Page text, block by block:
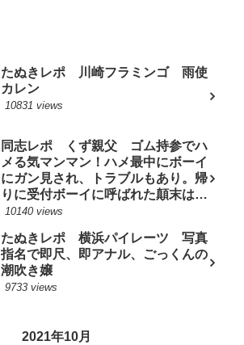
たぬきレポ 川崎フラミンゴ 雨使
カレン
10831 views
同志レポ くず親父 ゴム持参でハ
メる気マンマン！ハメ最中にボーイ
にガン見され、トラブルもあり。帰
りに受付ボーイに呼ばれた顛末は？
(7/10現役嬢)
10140 views
たぬきレポ 横浜パイレーツ 写真
指名で即尺、即アナル、ごっくんの
潮吹き嬢
9733 views
2021年10月